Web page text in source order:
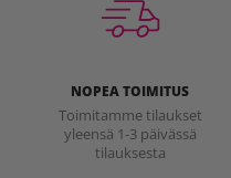
NOPEA TOIMITUS
Toimitamme tilaukset
yleensä 1-3 päivässä
tilauksesta